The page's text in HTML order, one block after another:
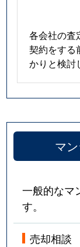
各会社の査
契約をする
かりと検討
マ
一般的なマ
す。
売却相談